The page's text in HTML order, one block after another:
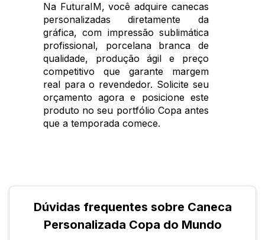
Na FuturaIM, você adquire canecas
personalizadas diretamente da
gráfica, com impressão sublimática
profissional, porcelana branca de
qualidade, produção ágil e preço
competitivo que garante margem
real para o revendedor. Solicite seu
orçamento agora e posicione este
produto no seu portfólio Copa antes
que a temporada comece.
Dúvidas frequentes sobre Caneca
Personalizada Copa do Mundo